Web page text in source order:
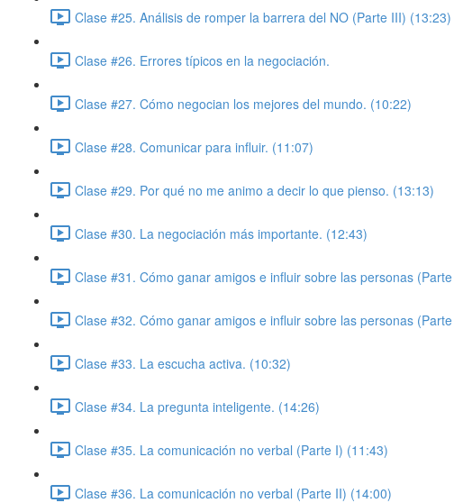
Clase #25. Análisis de romper la barrera del NO (Parte III) (13:23)
Clase #26. Errores típicos en la negociación.
Clase #27. Cómo negocian los mejores del mundo. (10:22)
Clase #28. Comunicar para influir. (11:07)
Clase #29. Por qué no me animo a decir lo que pienso. (13:13)
Clase #30. La negociación más importante. (12:43)
Clase #31. Cómo ganar amigos e influir sobre las personas
Clase #32. Cómo ganar amigos e influir sobre las personas
Clase #33. La escucha activa. (10:32)
Clase #34. La pregunta inteligente. (14:26)
Clase #35. La comunicación no verbal (Parte I) (11:43)
Clase #36. La comunicación no verbal (Parte II) (14:00)